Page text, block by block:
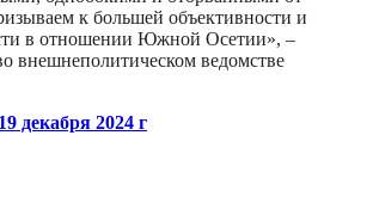
к большей объективности и
в отношении Южной Осетии», –
внешнеполитическом ведомстве
декабря 2024 г